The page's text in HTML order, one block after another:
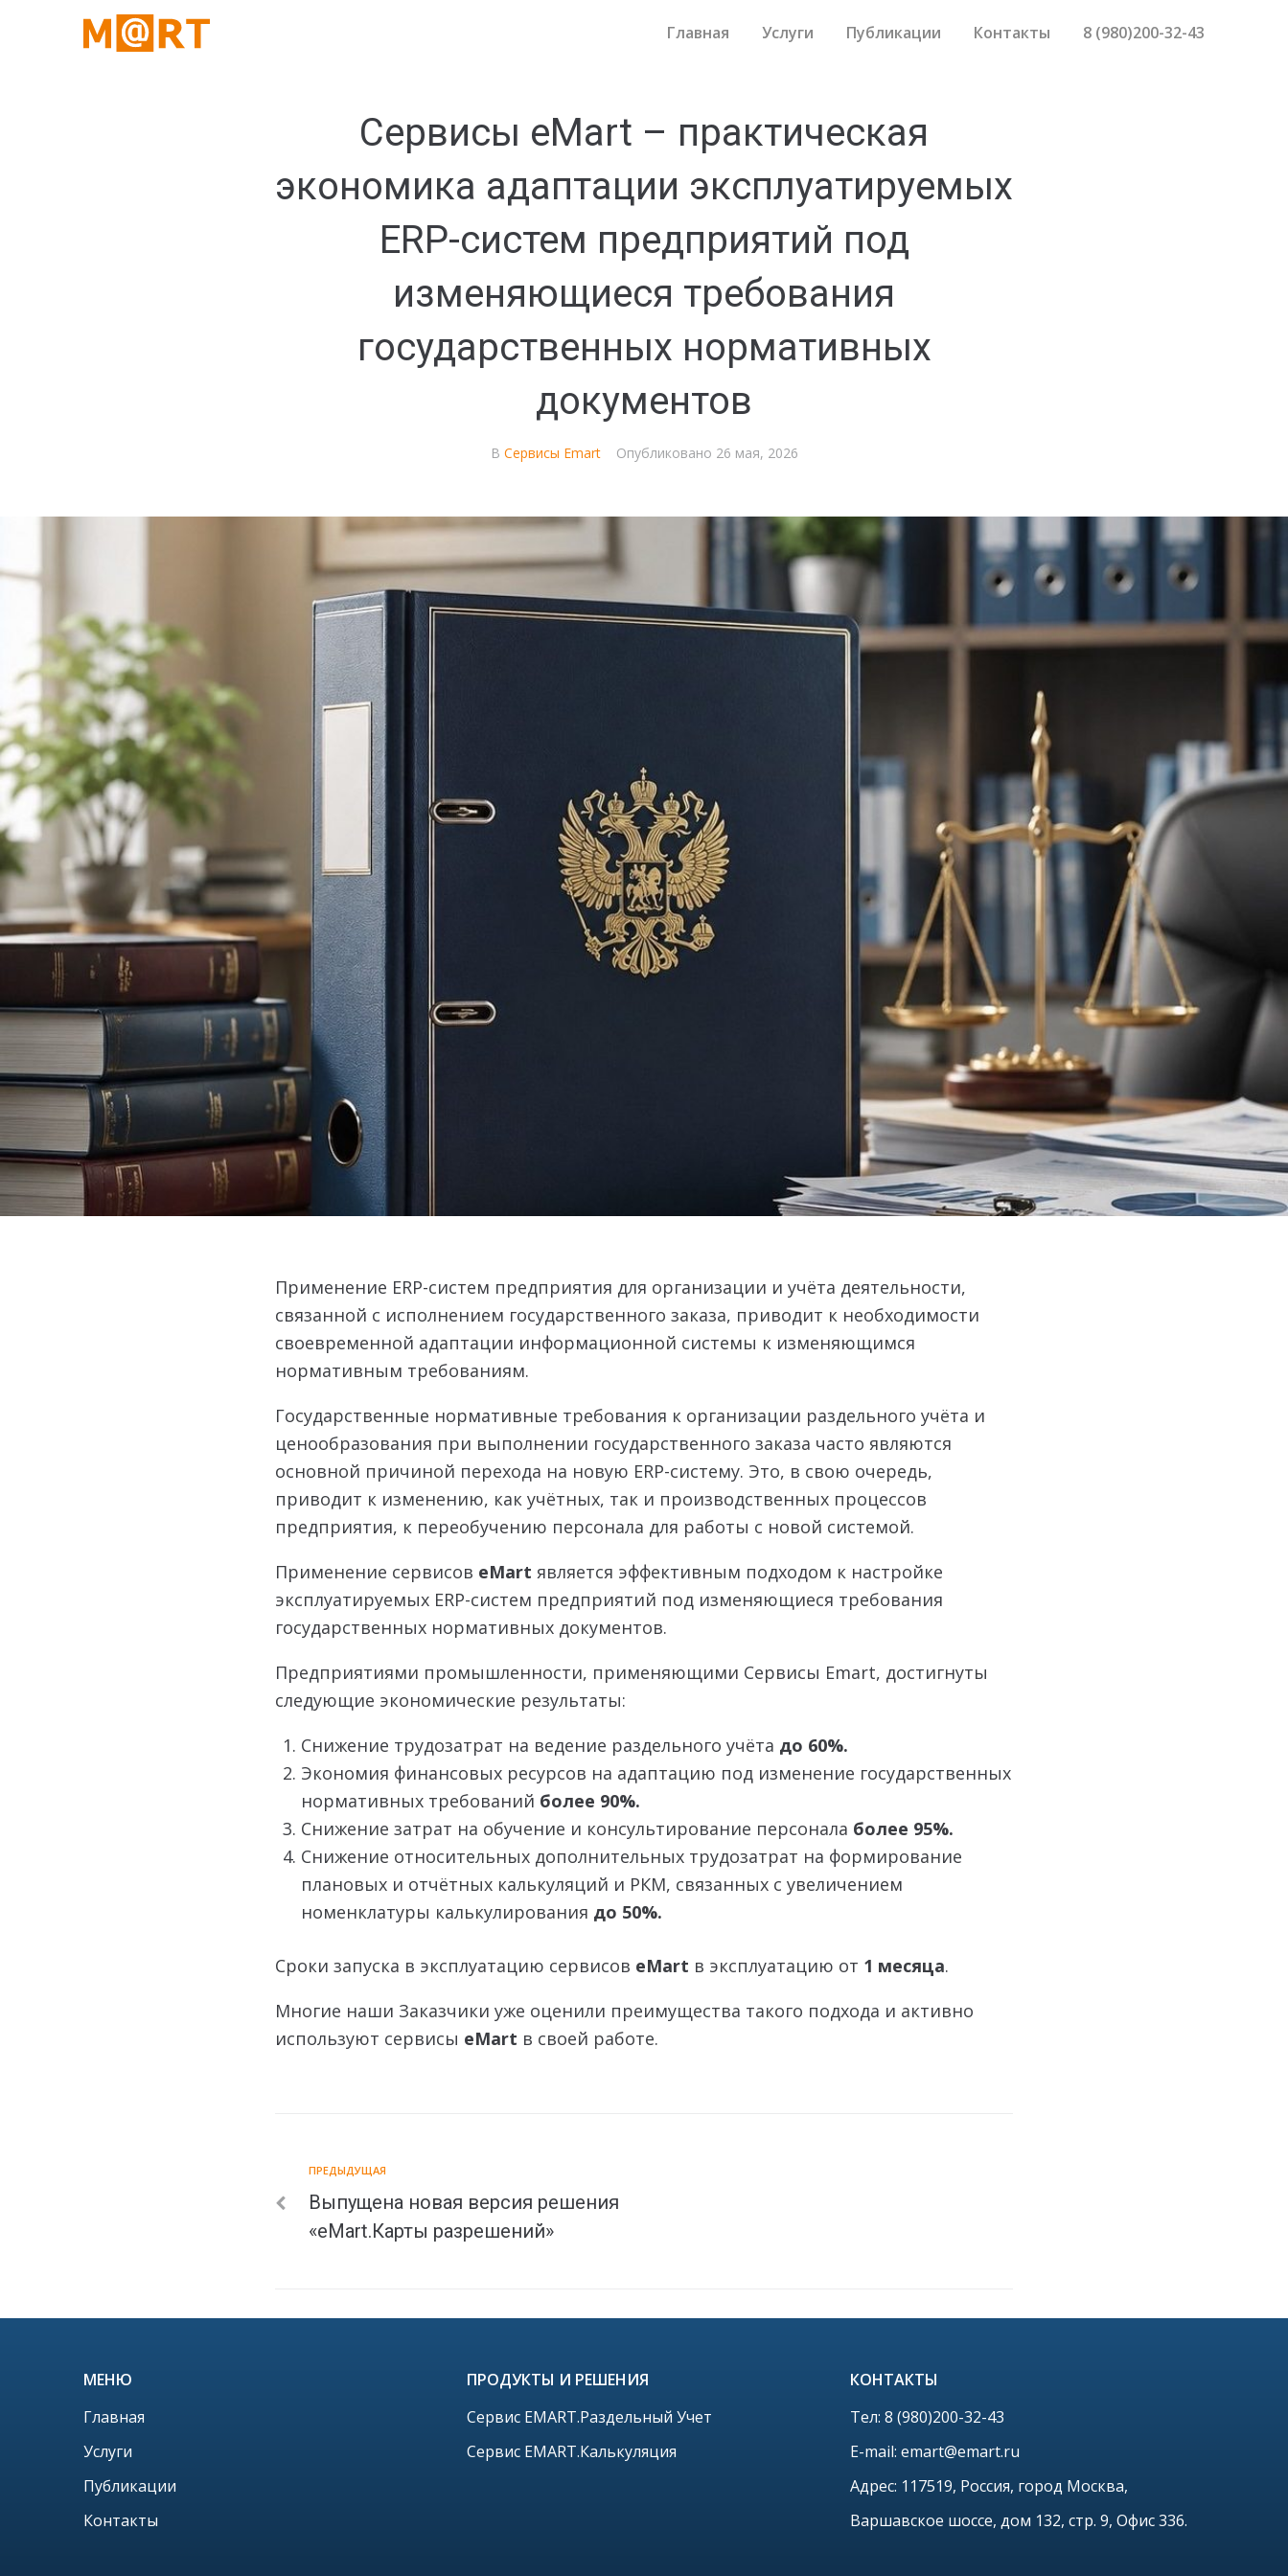
Главная Услуги Публикации Контакты 8 (980)200-32-43
Сервисы eMart – практическая
экономика адаптации эксплуатируемых
ERP-систем предприятий под
изменяющиеся требования
государственных нормативных
документов
В Сервисы Emart Опубликовано 26 мая, 2026
Применение ERP-систем предприятия для организации и учёта деятельности,
связанной с исполнением государственного заказа, приводит к необходимости
своевременной адаптации информационной системы к изменяющимся
нормативным требованиям.
Государственные нормативные требования к организации раздельного учёта и
ценообразования при выполнении государственного заказа часто являются
основной причиной перехода на новую ERP-систему. Это, в свою очередь,
приводит к изменению, как учётных, так и производственных процессов
предприятия, к переобучению персонала для работы с новой системой.
Применение cервисов eMart является эффективным подходом к настройке
эксплуатируемых ERP-систем предприятий под изменяющиеся требования
государственных нормативных документов.
Предприятиями промышленности, применяющими Сервисы Emart, достигнуты
следующие экономические результаты:
Снижение трудозатрат на ведение раздельного учёта до 60%.
Экономия финансовых ресурсов на адаптацию под изменение государственных
нормативных требований более 90%.
Снижение затрат на обучение и консультирование персонала более 95%.
Снижение относительных дополнительных трудозатрат на формирование
плановых и отчётных калькуляций и РКМ, связанных с увеличением
номенклатуры калькулирования до 50%.
Сроки запуска в эксплуатацию cервисов eMart в эксплуатацию от 1 месяца.
Многие наши Заказчики уже оценили преимущества такого подхода и активно
используют cервисы eMart в своей работе.
ПРЕДЫДУЩАЯ
Выпущена новая версия решения
«eMart.Карты разрешений»
МЕНЮ
Главная
Услуги
Публикации
Контакты
ПРОДУКТЫ И РЕШЕНИЯ
Сервис EMART.Раздельный Учет
Сервис EMART.Калькуляция
КОНТАКТЫ
Тел: 8 (980)200-32-43
E-mail: emart@emart.ru
Адрес: 117519, Россия, город Москва,
Варшавское шоссе, дом 132, стр. 9, Офис 336.